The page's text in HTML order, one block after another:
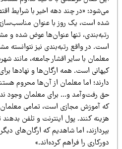
«در چند دهه اخیر با شرایط
است، یک روز با عنوان مناسب‌سازی
تنها عنوان‌ها عوض شده و
در واقع رتبه‌بندی نیز نتوانسته
با سایر اقشار جامعه، مانند
است. همه ارگان‌ها و نهادها برای
اما معلمان از آن‌ها محروم هستند.
رفت‌وآمد و… برای معلمان وجود ندارد.
آموزش مجازی است، تمامی معلمان باید
کنند. پول اینترنت و تلفن بدهند تا
اما شاهدیم که ارگان‌های دیگر در
را فراهم کرده‌اند.»